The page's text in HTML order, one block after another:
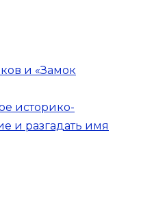
и «Замок
историко-
и разгадать имя